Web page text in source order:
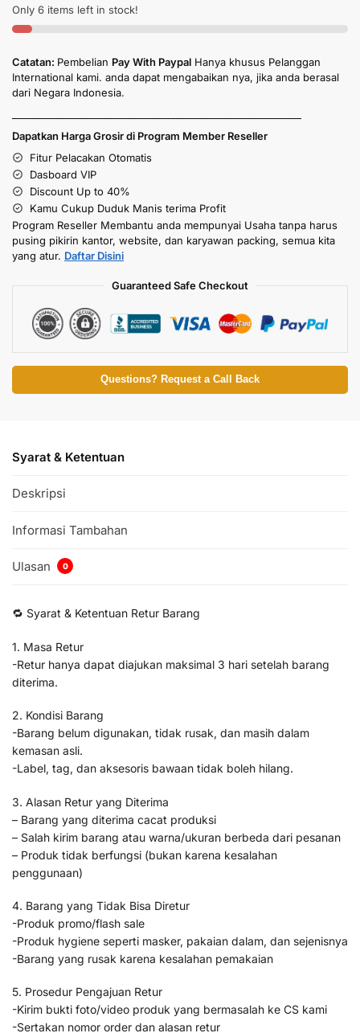
Only 6 items left in stock!
Catatan: Pembelian Pay With Paypal Hanya khusus Pelanggan
International kami. anda dapat mengabaikan nya, jika anda berasal
dari Negara Indonesia.
Dapatkan Harga Grosir di Program Member Reseller
Fitur Pelacakan Otomatis
Dasboard VIP
Discount Up to 40%
Kamu Cukup Duduk Manis terima Profit
Program Reseller Membantu anda mempunyai Usaha tanpa harus
pusing pikirin kantor, website, dan karyawan packing, semua kita
yang atur. Daftar Disini
Guaranteed Safe Checkout
Questions? Request a Call Back
Syarat & Ketentuan
Deskripsi
Informasi Tambahan
Ulasan 0
🔁 Syarat & Ketentuan Retur Barang
1. Masa Retur
-Retur hanya dapat diajukan maksimal 3 hari setelah barang
diterima.
2. Kondisi Barang
-Barang belum digunakan, tidak rusak, dan masih dalam
kemasan asli.
-Label, tag, dan aksesoris bawaan tidak boleh hilang.
3. Alasan Retur yang Diterima
– Barang yang diterima cacat produksi
– Salah kirim barang atau warna/ukuran berbeda dari pesanan
– Produk tidak berfungsi (bukan karena kesalahan
penggunaan)
4. Barang yang Tidak Bisa Diretur
-Produk promo/flash sale
-Produk hygiene seperti masker, pakaian dalam, dan sejenisnya
-Barang yang rusak karena kesalahan pemakaian
5. Prosedur Pengajuan Retur
-Kirim bukti foto/video produk yang bermasalah ke CS kami
-Sertakan nomor order dan alasan retur